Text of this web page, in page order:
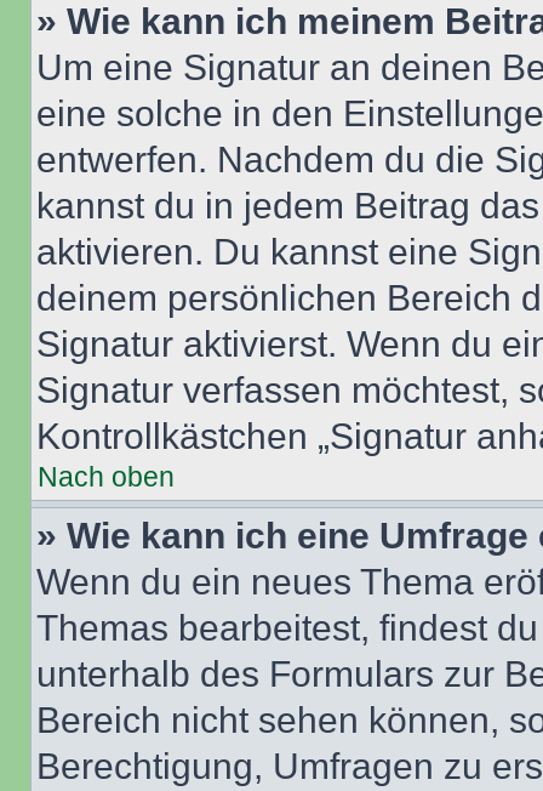
» Wie kann ich meinem
Um eine Signatur an deinen
eine solche in den
entwerfen. Nachdem du die
kannst du in jedem Beitrag
aktivieren. Du kannst eine
deinem persönlichen Bereich
Signatur aktivierst. Wenn du
Signatur verfassen möchtest,
Kontrollkästchen „Signatur
Nach oben
» Wie kann ich eine
Wenn du ein neues Thema
Themas bearbeitest, findest
unterhalb des Formulars zur
Bereich nicht sehen können,
Berechtigung, Umfragen zu